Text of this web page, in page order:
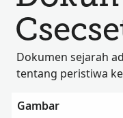
Dokumen sejarah
tentang peristiwa
Gambar